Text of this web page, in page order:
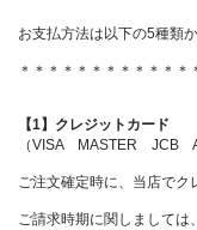
お支払方法は以下の5種類
＊＊＊＊＊＊＊＊＊＊＊＊
【1】クレジットカード
（VISA MASTER JCB
ご注文確定時に、当店でク
ご請求時期に関しましては